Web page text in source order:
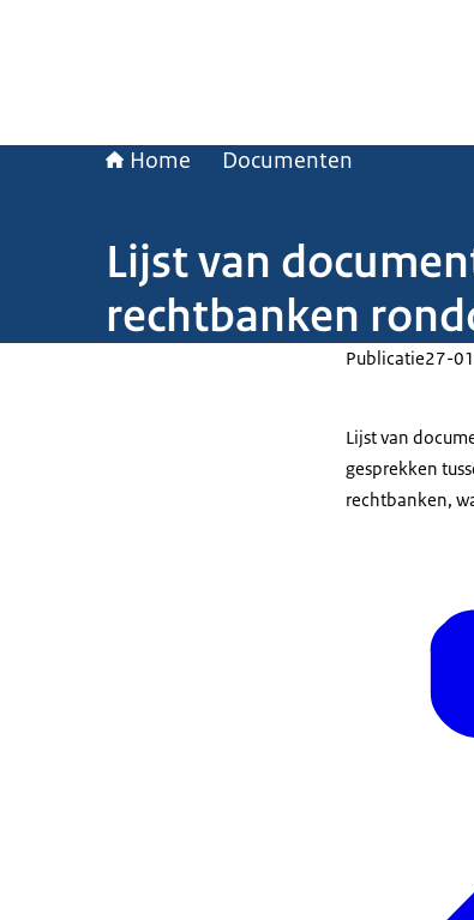
Home Documenten
Lijst van
rechtbanken
Publicatie27-
Lijst van
gesprekken
rechtbanken,